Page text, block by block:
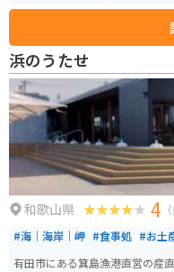
にしたユニークなデザインで、
にしたスイーツやグッズを楽し
ころがコンパクトにまとまっている
訪れる場合は専用駐車場がない
る形になります。ローカル線の
グの立ち寄りにもぴったりのスポ
浜のうたせ
和歌山県 4
#海｜海岸｜岬 #食事処 #お土
有田市にある箕島漁港直営の産